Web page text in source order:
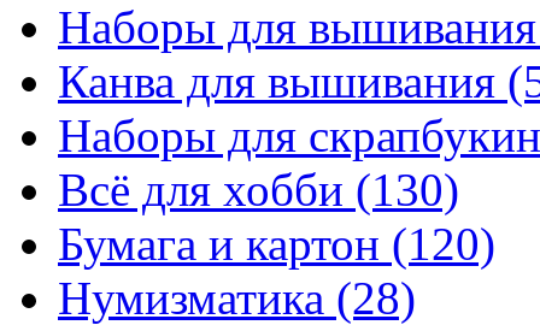
Наборы для
Канва для вышивания
Наборы для
Всё для хобби (130)
Бумага и картон (120)
Нумизматика (28)